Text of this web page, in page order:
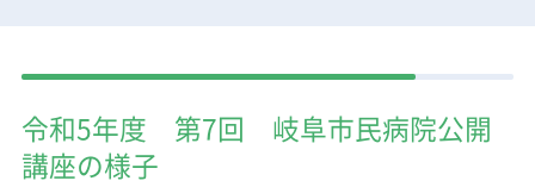
令和5年度 第7回 岐阜市民病院公開
講座の様子